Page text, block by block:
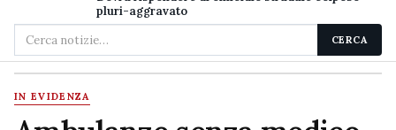
pluri-aggravato
Cerca
nel
sito
CERCA
IN EVIDENZA